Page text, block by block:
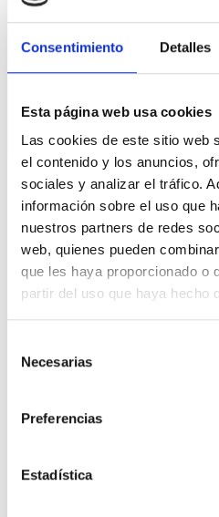
Consentimiento Detalles
Esta página web usa cookies
Las cookies de este sitio web
el contenido y los anuncios,
sociales y analizar el tráfico.
información sobre el uso que
nuestros partners de redes
web, quienes pueden
que les haya proporcionado o
partir del uso que haya hecho
Necesarias
Preferencias
Estadística
PREGUNTA
Noizko
pertsonak lanera
fisiko eta psikikoa dauka.